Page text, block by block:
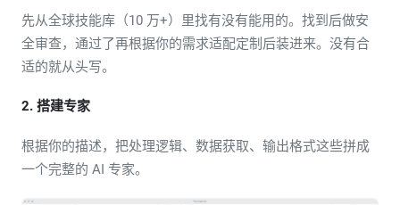
先从全球技能库（10 万+）里找有没有能用的。找到后做安
全审查，通过了再根据你的需求适配定制后装进来。没有合
适的就从头写。
2. 搭建专家
根据你的描述，把处理逻辑、数据获取、输出格式这些拼成
一个完整的 AI 专家。